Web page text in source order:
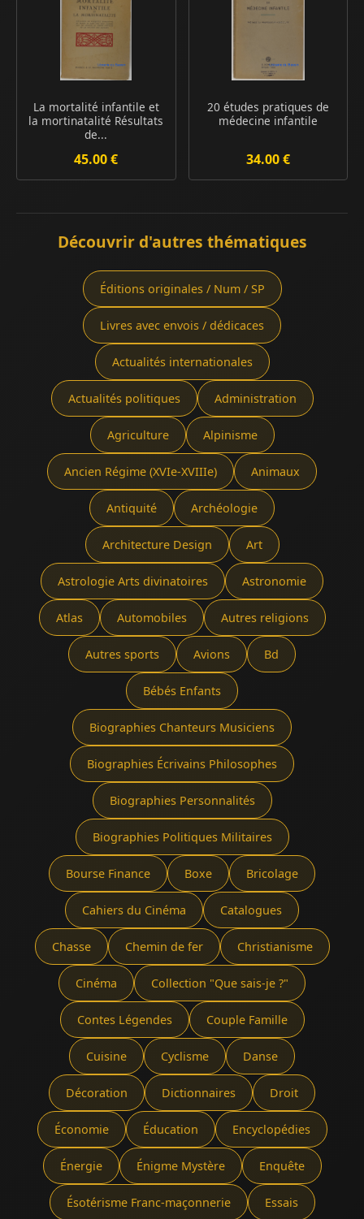
La mortalité infantile et
la mortinatalité Résultats
de...
45.00 €
20 études pratiques de
médecine infantile
34.00 €
Découvrir d'autres thématiques
Éditions originales / Num / SP
Livres avec envois / dédicaces
Actualités internationales
Actualités politiques Administration
Agriculture Alpinisme
Ancien Régime (XVIe-XVIIIe) Animaux
Antiquité Archéologie
Architecture Design Art
Astrologie Arts divinatoires Astronomie
Atlas Automobiles Autres religions
Autres sports Avions Bd
Bébés Enfants
Biographies Chanteurs Musiciens
Biographies Écrivains Philosophes
Biographies Personnalités
Biographies Politiques Militaires
Bourse Finance Boxe Bricolage
Cahiers du Cinéma Catalogues
Chasse Chemin de fer Christianisme
Cinéma Collection "Que sais-je ?"
Contes Légendes Couple Famille
Cuisine Cyclisme Danse
Décoration Dictionnaires Droit
Économie Éducation Encyclopédies
Énergie Énigme Mystère Enquête
Ésotérisme Franc-maçonnerie Essais